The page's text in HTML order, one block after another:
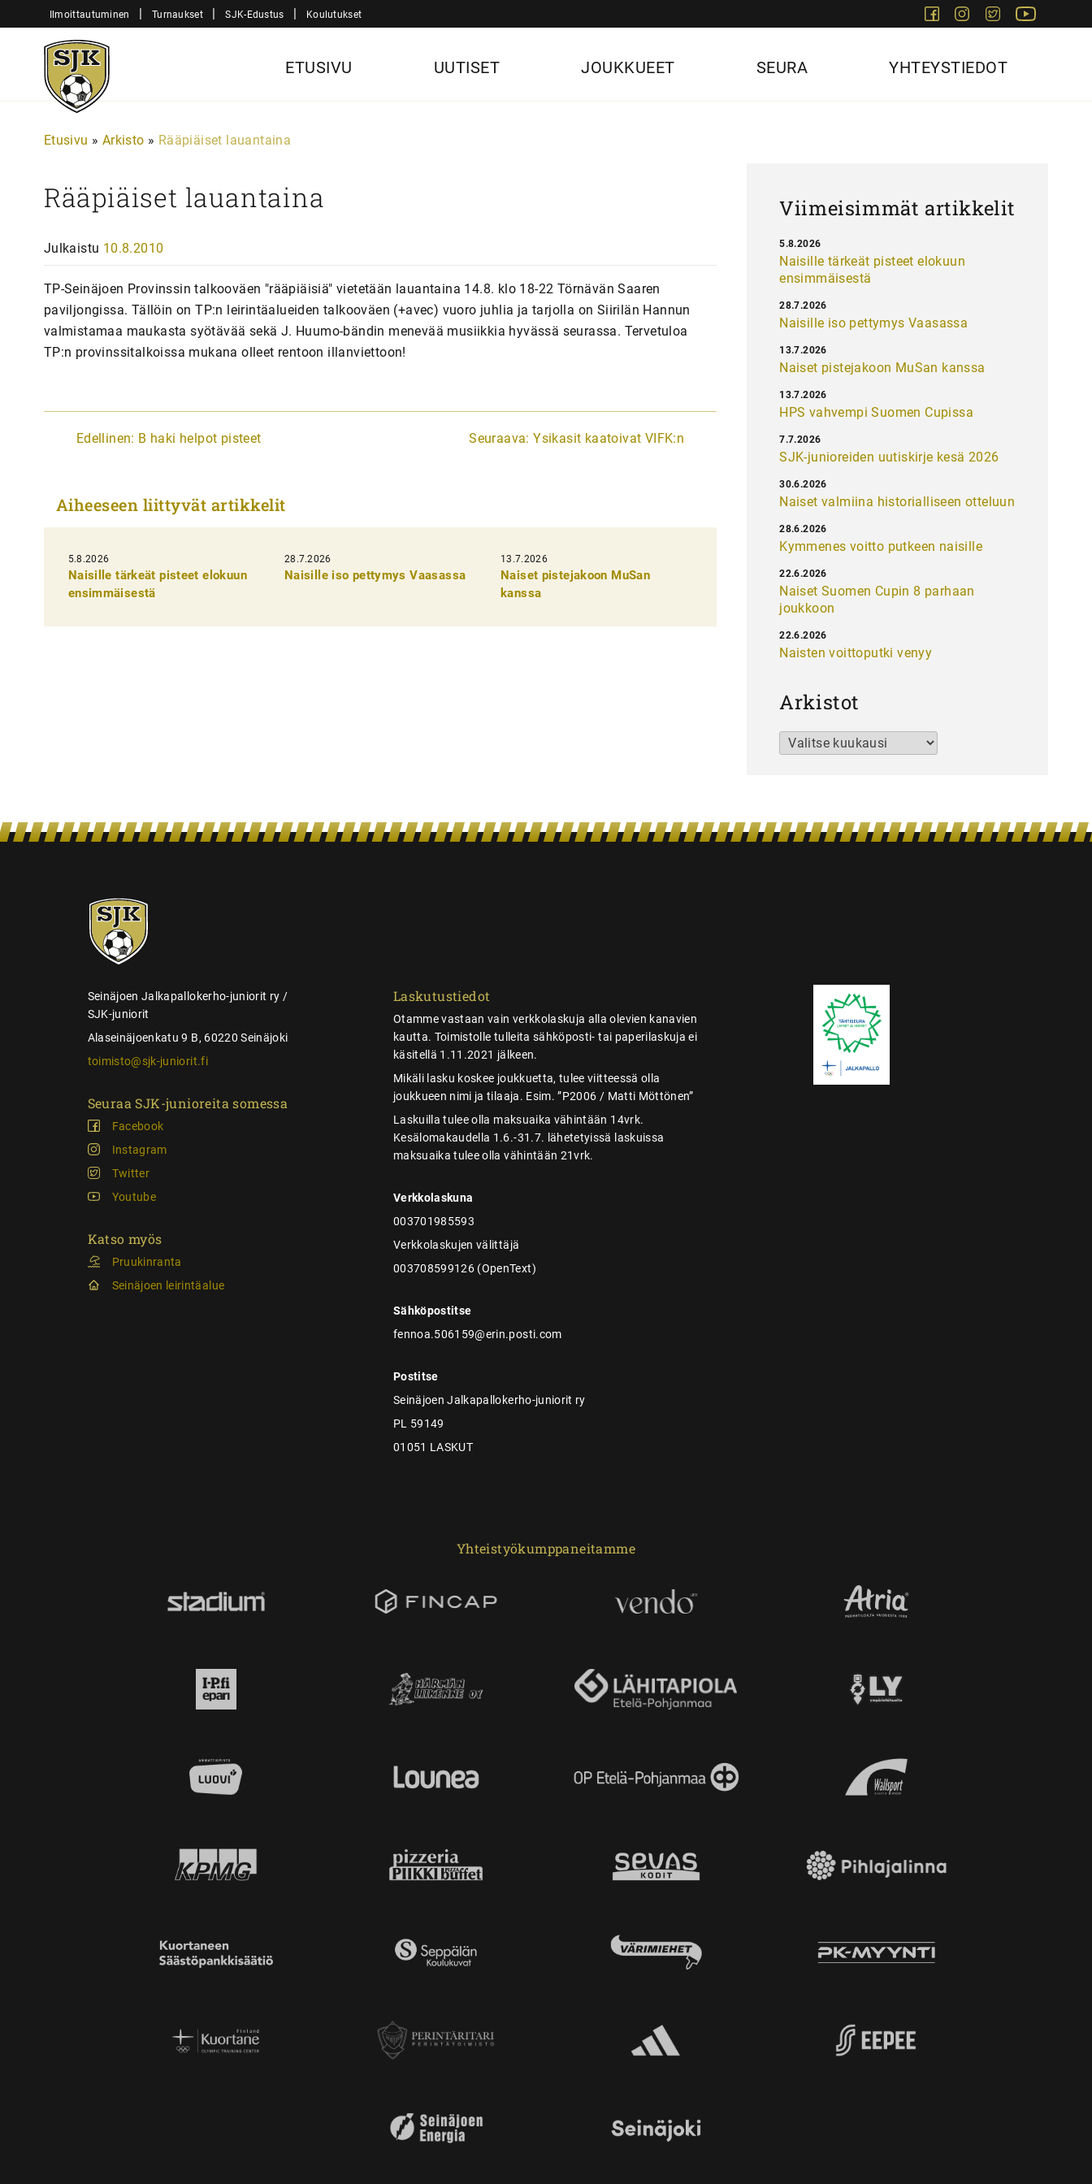
sisältöön
Ilmoittautuminen | Turnaukset | SJK-Edustus | Koulutukset FacebookInstagram
Twitter
Sjk-
Juniorit
ETUSIVU UUTISET JOUKKUEET SEURA YHTEYSTIEDOT
Etusivu » Arkisto » Rääpiäiset lauantaina
Rääpiäiset lauantaina
Julkaistu 10.8.2010
TP-Seinäjoen Provinssin talkooväen "rääpiäisiä" vietetään lauantaina 14.8. klo 18-22 Törnävän Saaren
paviljongissa. Tällöin on TP:n leirintäalueiden talkooväen (+avec) vuoro juhlia ja tarjolla on Siirilän Hannun
valmistamaa maukasta syötävää sekä J. Huumo-bändin menevää musiikkia hyvässä seurassa. Tervetuloa
TP:n provinssitalkoissa mukana olleet rentoon illanviettoon!
A
i
k
e
u
s
Edellinen: B haki helpot pisteet Seuraava: Ysikasit kaatoivat VIFK:n
Aiheeseen liittyvät artikkelit
5.8.2026
Naisille tärkeät pisteet elokuun
ensimmäisestä
28.7.2026
Naisille iso pettymys Vaasassa
13.7.2026
Naiset pistejakoon MuSan
kanssa
Viimeisimmät artikkelit
Naisille tärkeät pisteet elokuun
ensimmäisestä
5.8.2026
Naisille iso pettymys Vaasassa
28.7.2026
Naiset pistejakoon MuSan kanssa
13.7.2026
HPS vahvempi Suomen Cupissa
13.7.2026
SJK-junioreiden uutiskirje kesä 2026
7.7.2026
Naiset valmiina historialliseen otteluun
30.6.2026
Kymmenes voitto putkeen naisille
28.6.2026
Naiset Suomen Cupin 8 parhaan
joukkoon
22.6.2026
Naisten voittoputki venyy
22.6.2026
Arkistot
Arkistot
SJK-
juniorit
Seinäjoen Jalkapallokerho-juniorit ry /
SJK-juniorit
Alaseinäjoenkatu 9 B, 60220 Seinäjoki
toimisto@sjk-juniorit.fi
Seuraa SJK-junioreita somessa
Facebook
Instagram
Twitter
Youtube
Katso myös
Pruukinranta
Seinäjoen leirintäalue
Laskutustiedot
Otamme vastaan vain verkkolaskuja alla olevien kanavien
kautta. Toimistolle tulleita sähköposti- tai paperilaskuja ei
käsitellä 1.11.2021 jälkeen.
Mikäli lasku koskee joukkuetta, tulee viitteessä olla
joukkueen nimi ja tilaaja. Esim. ”P2006 / Matti Möttönen”
Laskuilla tulee olla maksuaika vähintään 14vrk.
Kesälomakaudella 1.6.-31.7. lähetetyissä laskuissa
maksuaika tulee olla vähintään 21vrk.
Verkkolaskuna
003701985593
Verkkolaskujen välittäjä
003708599126 (OpenText)
Sähköpostitse
fennoa.506159@erin.posti.com
Postitse
Seinäjoen Jalkapallokerho-juniorit ry
PL 59149
01051 LASKUT
Yhteistyökumppaneitamme